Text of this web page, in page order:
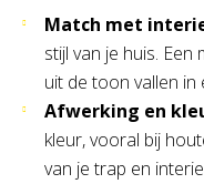
Match met
stijl van je huis.
uit de toon vallen in
Afwerking en
kleur, vooral bij
van je trap en